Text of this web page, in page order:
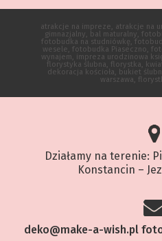
atrakcje na impreze, atrakcje na
gimnazjalny, bal maturalny,
fotobudka na studniówkę,
wesele, fotobudka Piaseczno,
wynajem, impreza urodzinowa
florystyka ślubna, florystka,
dekoracja kościoła, bukiet
warszawa,
Działamy na terenie:
Konstancin –
deko@make-a-wish.pl